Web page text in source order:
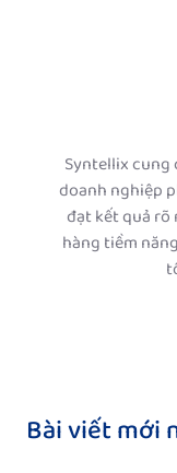
Syntellix cung
doanh nghiệp
đạt kết quả rõ
hàng tiềm
Bài viết mới